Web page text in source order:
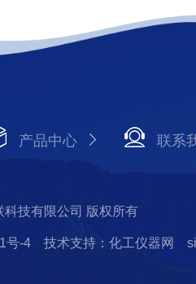
产品中心 联系
技有限公司 版权所有
号-4 技术支持：化工仪器网